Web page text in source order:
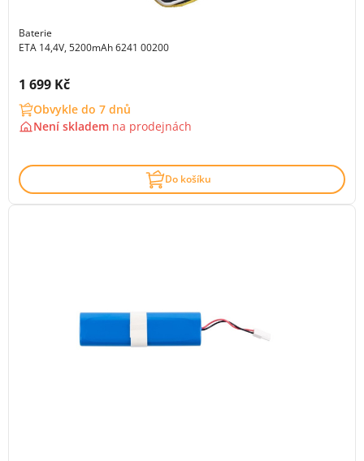
Baterie
ETA 14,4V, 5200mAh 6241 00200
Cena s DPH:
1 699 Kč
Obvykle do 7 dnů
Není skladem na prodejnách
Do košíku